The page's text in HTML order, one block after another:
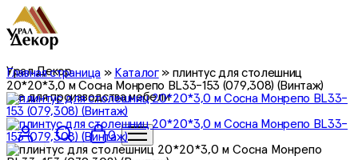
Урал Декор
все для производства мебели
0
Главная страница» Каталог» плинтус для столешниц
20*20*3,0 м Сосна Монрепо BL33-153 (079,308) (Винтаж)